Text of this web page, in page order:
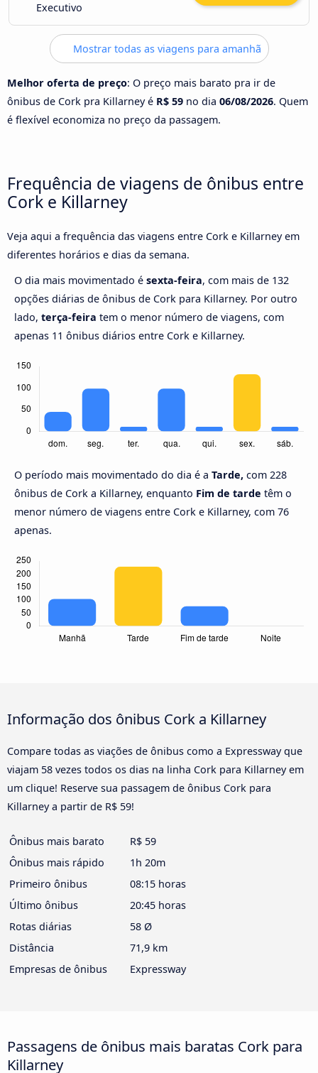
Executivo
Mostrar todas as viagens para amanhã
Melhor oferta de preço: O preço mais barato pra ir de
ônibus de Cork pra Killarney é R$ 59 no dia 06/08/2026. Quem
é flexível economiza no preço da passagem.
Frequência de viagens de ônibus entre
Cork e Killarney
Veja aqui a frequência das viagens entre Cork e Killarney em
diferentes horários e dias da semana.
O dia mais movimentado é sexta-feira, com mais de 132
opções diárias de ônibus de Cork para Killarney. Por outro
lado, terça-feira tem o menor número de viagens, com
apenas 11 ônibus diários entre Cork e Killarney.
O período mais movimentado do dia é a Tarde, com 228
ônibus de Cork a Killarney, enquanto Fim de tarde têm o
menor número de viagens entre Cork e Killarney, com 76
apenas.
Informação dos ônibus Cork a Killarney
Compare todas as viações de ônibus como a Expressway que
viajam 58 vezes todos os dias na linha Cork para Killarney em
um clique! Reserve sua passagem de ônibus Cork para
Killarney a partir de R$ 59!
Ônibus mais barato
R$ 59
Ônibus mais rápido
1h 20m
Primeiro ônibus
08:15 horas
Último ônibus
20:45 horas
Rotas diárias
58 Ø
Distância
71,9 km
Empresas de ônibus
Expressway
Passagens de ônibus mais baratas Cork para
Killarney